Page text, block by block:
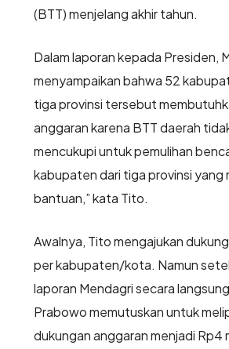
(BTT) menjelang akhir tahun.
Dalam laporan kepada Presiden,
menyampaikan bahwa 52
tiga provinsi tersebut
anggaran karena BTT daerah
mencukupi untuk pemulihan
kabupaten dari tiga provinsi yang
bantuan,” kata Tito.
Awalnya, Tito mengajukan
per kabupaten/kota. Namun
laporan Mendagri secara
Prabowo memutuskan untuk
dukungan anggaran menjadi Rp4